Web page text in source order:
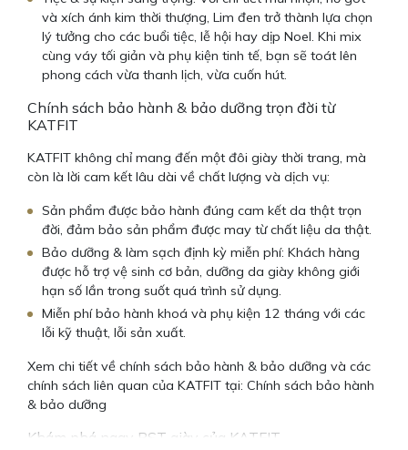
và xích ánh kim thời thượng, Lim đen trở thành lựa chọn
lý tưởng cho các buổi tiệc, lễ hội hay dịp Noel. Khi mix
cùng váy tối giản và phụ kiện tinh tế, bạn sẽ toát lên
phong cách vừa thanh lịch, vừa cuốn hút.
Chính sách bảo hành & bảo dưỡng trọn đời từ
KATFIT
KATFIT không chỉ mang đến một đôi giày thời trang, mà
còn là lời cam kết lâu dài về chất lượng và dịch vụ:
Sản phẩm được bảo hành đúng cam kết da thật trọn
đời, đảm bảo sản phẩm được may từ chất liệu da thật.
Bảo dưỡng & làm sạch định kỳ miễn phí: Khách hàng
được hỗ trợ vệ sinh cơ bản, dưỡng da giày không giới
hạn số lần trong suốt quá trình sử dụng.
Miễn phí bảo hành khoá và phụ kiện 12 tháng với các
lỗi kỹ thuật, lỗi sản xuất.
Xem chi tiết về chính sách bảo hành & bảo dưỡng và các
chính sách liên quan của KATFIT tại: Chính sách bảo hành
& bảo dưỡng
Khám phá ngay BST giày của KATFIT